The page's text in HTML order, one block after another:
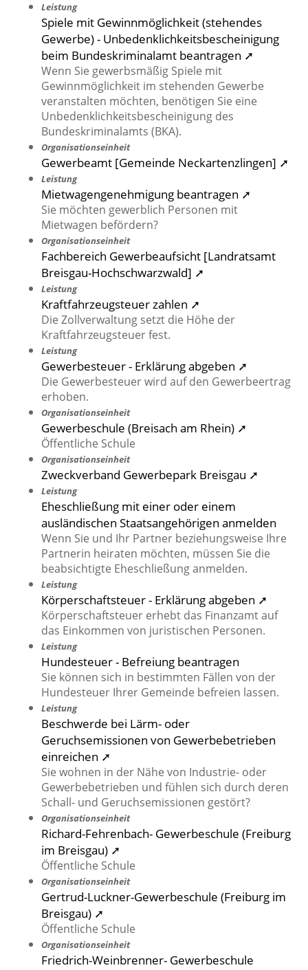
Leistung
Spiele mit Gewinnmöglichkeit (stehendes
Gewerbe) - Unbedenklichkeitsbescheinigung
beim Bundeskriminalamt beantragen ➚
Wenn Sie gewerbsmäßig Spiele mit
Gewinnmöglichkeit im stehenden Gewerbe
veranstalten möchten, benötigen Sie eine
Unbedenklichkeitsbescheinigung des
Bundeskriminalamts (BKA).
Organisationseinheit
Gewerbeamt [Gemeinde Neckartenzlingen] ➚
Leistung
Mietwagengenehmigung beantragen ➚
Sie möchten gewerblich Personen mit
Mietwagen befördern?
Organisationseinheit
Fachbereich Gewerbeaufsicht [Landratsamt
Breisgau-Hochschwarzwald] ➚
Leistung
Kraftfahrzeugsteuer zahlen ➚
Die Zollverwaltung setzt die Höhe der
Kraftfahrzeugsteuer fest.
Leistung
Gewerbesteuer - Erklärung abgeben ➚
Die Gewerbesteuer wird auf den Gewerbeertrag
erhoben.
Organisationseinheit
Gewerbeschule (Breisach am Rhein) ➚
Öffentliche Schule
Organisationseinheit
Zweckverband Gewerbepark Breisgau ➚
Leistung
Eheschließung mit einer oder einem
ausländischen Staatsangehörigen anmelden
Wenn Sie und Ihr Partner beziehungsweise Ihre
Partnerin heiraten möchten, müssen Sie die
beabsichtigte Eheschließung anmelden.
Leistung
Körperschaftsteuer - Erklärung abgeben ➚
Körperschaftsteuer erhebt das Finanzamt auf
das Einkommen von juristischen Personen.
Leistung
Hundesteuer - Befreiung beantragen
Sie können sich in bestimmten Fällen von der
Hundesteuer Ihrer Gemeinde befreien lassen.
Leistung
Beschwerde bei Lärm- oder
Geruchsemissionen von Gewerbebetrieben
einreichen ➚
Sie wohnen in der Nähe von Industrie- oder
Gewerbebetrieben und fühlen sich durch deren
Schall- und Geruchsemissionen gestört?
Organisationseinheit
Richard-Fehrenbach- Gewerbeschule (Freiburg
im Breisgau) ➚
Öffentliche Schule
Organisationseinheit
Gertrud-Luckner-Gewerbeschule (Freiburg im
Breisgau) ➚
Öffentliche Schule
Organisationseinheit
Friedrich-Weinbrenner- Gewerbeschule